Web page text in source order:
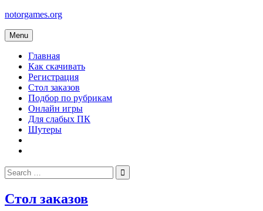
Skip
content
notorgames.org
Menu
Главная
Как скачивать
Регистрация
Стол заказов
Подбор по рубрикам
Онлайн игры
Для слабых ПК
Шутеры
Search
for:
Стол заказов